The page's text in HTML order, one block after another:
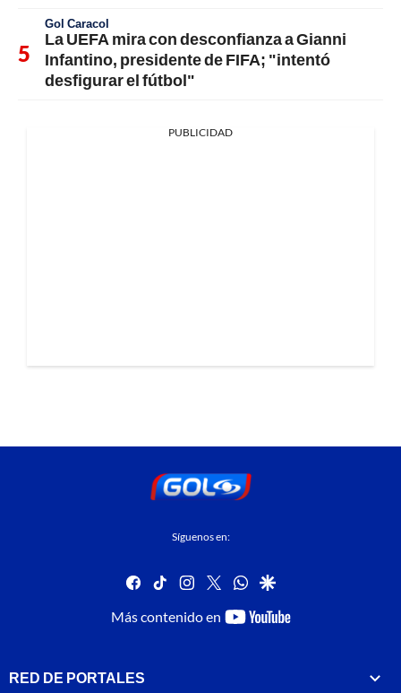
Gol Caracol
La UEFA mira con desconfianza a Gianni
Infantino, presidente de FIFA; "intentó
desfigurar el fútbol"
PUBLICIDAD
Síguenos en:
facebook
tiktok instagram
twitterwhatsapp
google
Más contenido en
youtube-
RED DE PORTALES